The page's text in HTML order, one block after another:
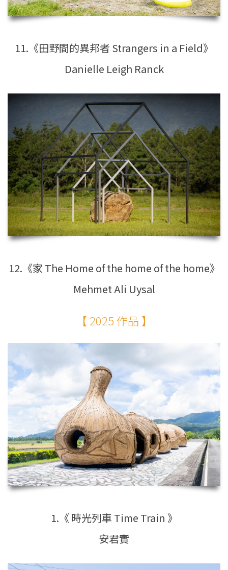
11.《田野間的異邦者 Strangers in a Field》
Danielle Leigh Ranck
12.《家 The Home of the home of the home》
Mehmet Ali Uysal
【 2025 作品 】
1.《 時光列車 Time Train 》
安君實